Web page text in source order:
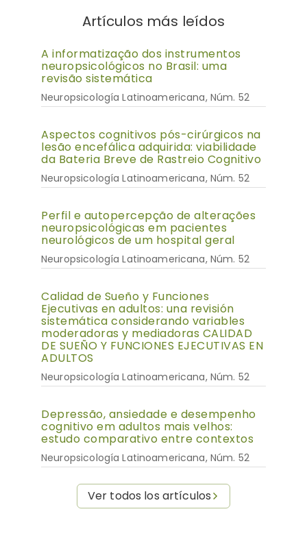
Artículos más leídos
A informatização dos instrumentos
neuropsicológicos no Brasil: uma
revisão sistemática
Neuropsicología Latinoamericana, Núm. 52
Aspectos cognitivos pós-cirúrgicos na
lesão encefálica adquirida: viabilidade
da Bateria Breve de Rastreio Cognitivo
Neuropsicología Latinoamericana, Núm. 52
Perfil e autopercepção de alterações
neuropsicológicas em pacientes
neurológicos de um hospital geral
Neuropsicología Latinoamericana, Núm. 52
Calidad de Sueño y Funciones
Ejecutivas en adultos: una revisión
sistemática considerando variables
moderadoras y mediadoras CALIDAD
DE SUEÑO Y FUNCIONES EJECUTIVAS EN
ADULTOS
Neuropsicología Latinoamericana, Núm. 52
Depressão, ansiedade e desempenho
cognitivo em adultos mais velhos:
estudo comparativo entre contextos
Neuropsicología Latinoamericana, Núm. 52
Ver todos los artículos